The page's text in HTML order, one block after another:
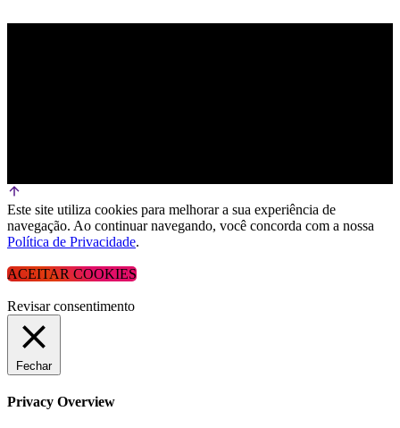
Este site utiliza cookies para melhorar a sua experiência de
navegação. Ao continuar navegando, você concorda com a nossa
Política de Privacidade.
ACEITAR COOKIES
Revisar consentimento
Fechar
Privacy Overview